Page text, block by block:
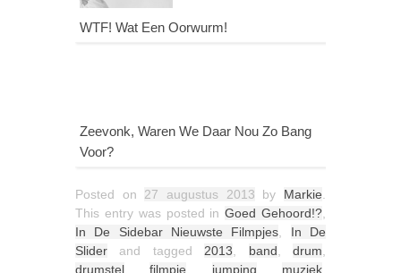
WTF! Wat Een Oorwurm!
Zeevonk, Waren We Daar Nou Zo Bang
Voor?
Posted on 27 augustus 2013 by Markie
This entry was posted inGoed Gehoord!?
In De Sidebar Nieuwste Filmpjes
In De
Slider and tagged 2013 band ,drum
drumstel ,filmpje jumping muziek